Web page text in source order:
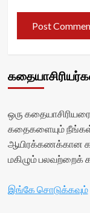
ஒரு
கதைகளையும்
ஆயிரக்கணக்கான
மகிழும் பலவற்றைக்
இங்கே சொடுக்கவும்